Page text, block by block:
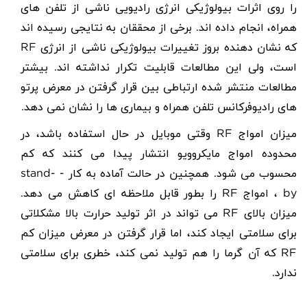
را روی اثرات بیولوژیکی انرژی رادیویی ناشی از تلفن های
همراه، انجام داده اند. برخی از محققان به نتایجی رسیده اند
که نشان دهنده بروز تغییرات بیولوژیکی ناشی از انرژی RF
است، ولی این مطالعات قابلیت تکرار نداشته اند. بیشتر
مطالعات منتشر شده ارتباطی بین قرار گرفتن در معرض پرتو
های رادیوفرکانس تلفن همراه و بیماری ها را نشان نمی دهد.
میزان امواج RF وقتی موبایل در حال استفاده باشد، در
محدوده امواج مایکروویو انتشار پیدا می کنند که کم
محسوب می شود. همچنین در حالت آماده به کار - stand-
by ، امواج RF را بطور قابل ملاحظه ای کاهش می دهد.
میزان بالای RF می تواند در اثر تولید حرارت بالا مشکلاتی
برای سلامتی ایجاد کند، اما قرار گرفتن در معرض میزان کم
RF که آن گرما را هم تولید نمی کند، خطری برای سلامتی
ندارد.